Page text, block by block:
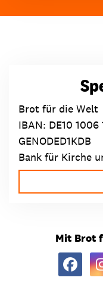
Brot für die Welt
IBAN: DE10
GENODED1KDB
Bank für Kirche
Mit Brot